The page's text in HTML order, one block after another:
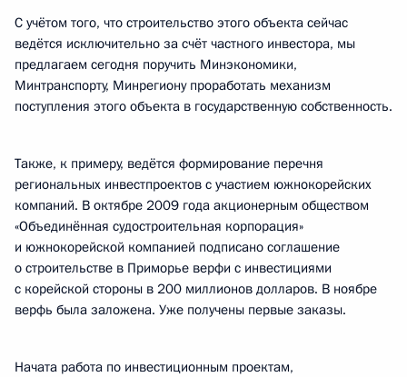
С учётом того, что строительство этого объекта сейчас
ведётся исключительно за счёт частного инвестора, мы
предлагаем сегодня поручить Минэкономики,
Минтранспорту, Минрегиону проработать механизм
поступления этого объекта в государственную собственность.
Также, к примеру, ведётся формирование перечня
региональных инвестпроектов с участием южнокорейских
компаний. В октябре 2009 года акционерным обществом
«Объединённая судостроительная корпорация»
и южнокорейской компанией подписано соглашение
о строительстве в Приморье верфи с инвестициями
с корейской стороны в 200 миллионов долларов. В ноябре
верфь была заложена. Уже получены первые заказы.
Начата работа по инвестиционным проектам,